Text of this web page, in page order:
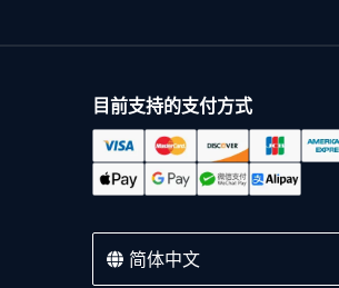
目前支持的支付方式
简体中文